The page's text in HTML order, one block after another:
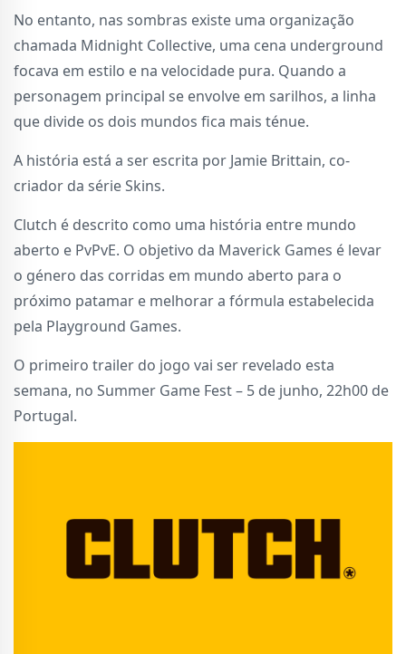
No entanto, nas sombras existe uma organização
chamada Midnight Collective, uma cena underground
focava em estilo e na velocidade pura. Quando a
personagem principal se envolve em sarilhos, a linha
que divide os dois mundos fica mais ténue.
A história está a ser escrita por Jamie Brittain, co-
criador da série Skins.
Clutch é descrito como uma história entre mundo
aberto e PvPvE. O objetivo da Maverick Games é levar
o género das corridas em mundo aberto para o
próximo patamar e melhorar a fórmula estabelecida
pela Playground Games.
O primeiro trailer do jogo vai ser revelado esta
semana, no Summer Game Fest – 5 de junho, 22h00 de
Portugal.